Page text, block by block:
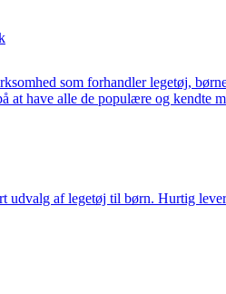
som forhandler legetøj,
at have alle de populære og kendte
udvalg af legetøj til børn. Hurtig